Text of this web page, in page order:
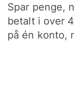
Spar penge,
betalt i over
på én konto,